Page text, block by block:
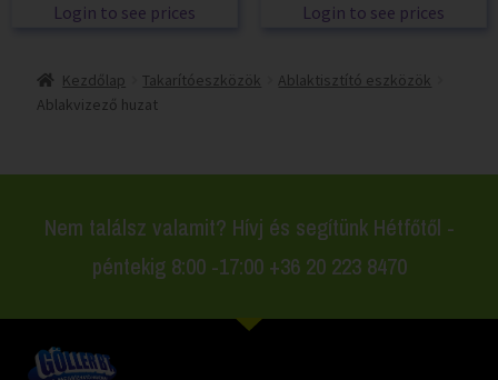
Login to see prices Login to see prices
Kezdőlap Takarítóeszközök
Ablaktisztító eszközök
Ablakvizező huzat
Nem találsz valamit? Hívj és segítünk Hétfőtől -
péntekig 8:00 -17:00 +36 20 223 8470